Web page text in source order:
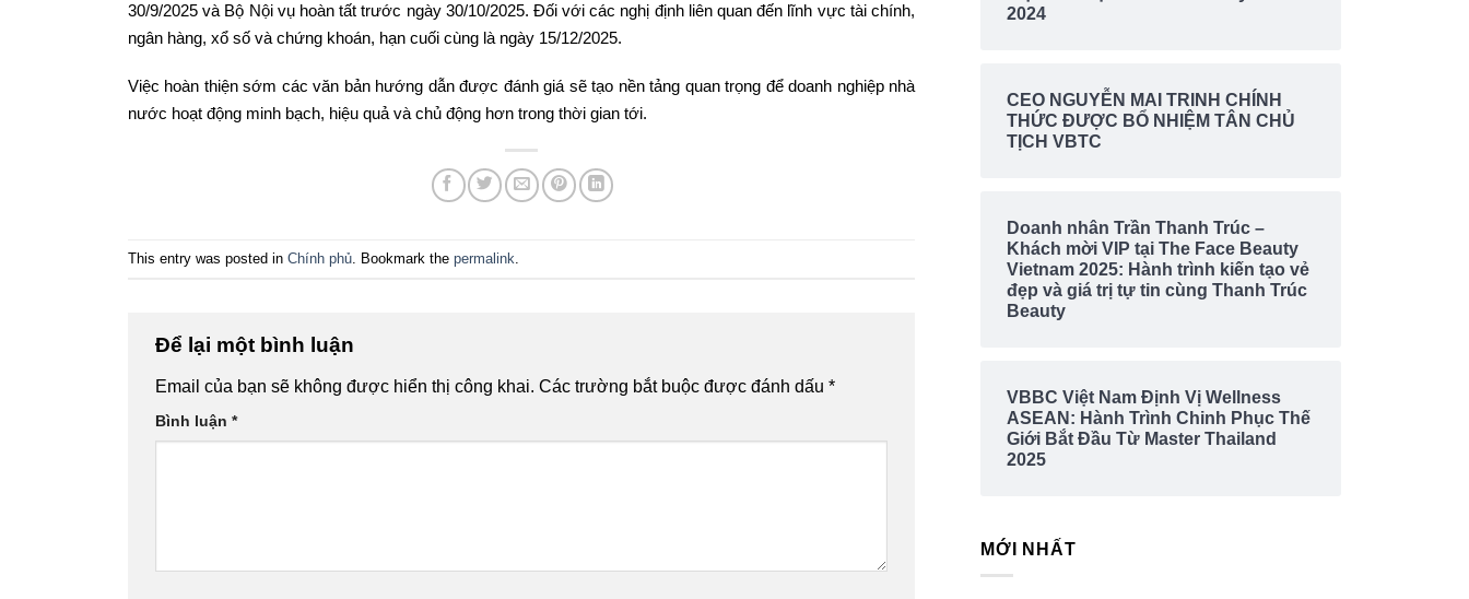
30/9/2025 và Bộ Nội vụ hoàn tất trước ngày 30/10/2025. Đối với các nghị định liên quan đến lĩnh vực tài chính,
ngân hàng, xổ số và chứng khoán, hạn cuối cùng là ngày 15/12/2025.
Việc hoàn thiện sớm các văn bản hướng dẫn được đánh giá sẽ tạo nền tảng quan trọng để doanh nghiệp nhà
nước hoạt động minh bạch, hiệu quả và chủ động hơn trong thời gian tới.
This entry was posted in Chính phủ . Bookmark the permalink
Để lại một bình luận
Email của bạn sẽ không được hiển thị công khai. Các trường bắt buộc được đánh dấu *
Bình luận *
2024
CEO NGUYỄN MAI TRINH CHÍNH
THỨC ĐƯỢC BỔ NHIỆM TÂN CHỦ
TỊCH VBTC
Doanh nhân Trần Thanh Trúc –
Khách mời VIP tại The Face Beauty
Vietnam 2025: Hành trình kiến tạo vẻ
đẹp và giá trị tự tin cùng Thanh Trúc
Beauty
VBBC Việt Nam Định Vị Wellness
ASEAN: Hành Trình Chinh Phục Thế
Giới Bắt Đầu Từ Master Thailand
2025
MỚI NHẤT